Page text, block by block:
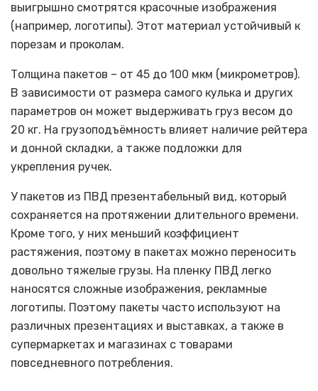
выигрышно смотрятся красочные изображения
(например, логотипы). Этот материал устойчивый к
порезам и проколам.
Толщина пакетов – от 45 до 100 мкм (микрометров).
В зависимости от размера самого кулька и других
параметров он может выдерживать груз весом до
20 кг. На грузоподъёмность влияет наличие рейтера
и донной складки, а также подложки для
укрепления ручек.
У пакетов из ПВД презентабельный вид, который
сохраняется на протяжении длительного времени.
Кроме того, у них меньший коэффициент
растяжения, поэтому в пакетах можно переносить
довольно тяжелые грузы. На пленку ПВД легко
наносятся сложные изображения, рекламные
логотипы. Поэтому пакеты часто используют на
различных презентациях и выставках, а также в
супермаркетах и магазинах с товарами
повседневного потребления.